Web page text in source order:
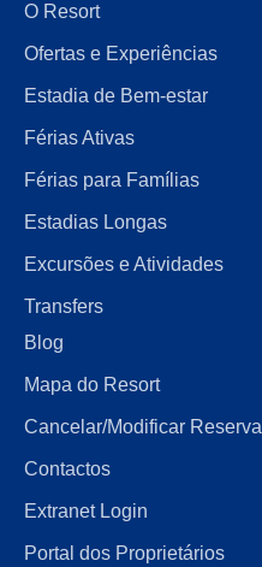
O Resort
Ofertas e Experiências
Estadia de Bem-estar
Férias Ativas
Férias para Famílias
Estadias Longas
Excursões e Atividades
Transfers
Blog
Mapa do Resort
Cancelar/Modificar Reserva
Contactos
Extranet Login
Portal dos Proprietários